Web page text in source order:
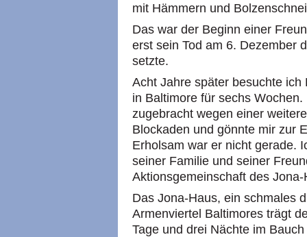
mit Hämmern und
Das war der Beginn einer
erst sein Tod am 6. Dezember
setzte.
Acht Jahre später besuchte
in Baltimore für sechs
zugebracht wegen einer
Blockaden und gönnte mir zur
Erholsam war er nicht gerade.
seiner Familie und seiner
Aktionsgemeinschaft des Jona-
Das Jona-Haus, ein schmales
Armenviertel Baltimores trägt
Tage und drei Nächte im